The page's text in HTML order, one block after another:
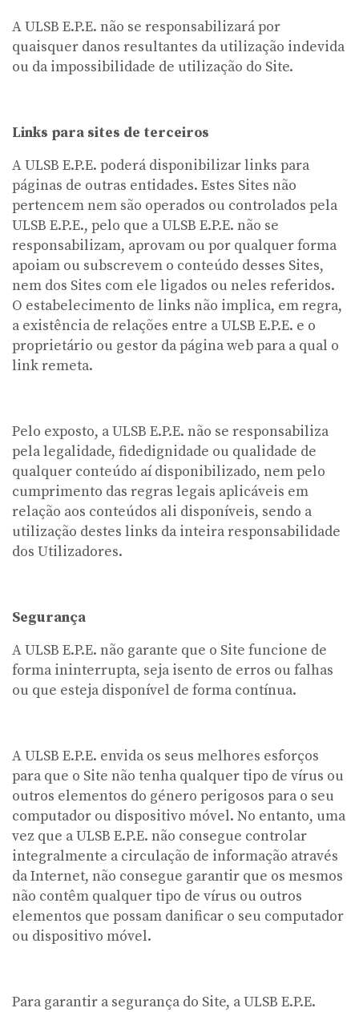
A ULSB E.P.E. não se responsabilizará por
quaisquer danos resultantes da utilização indevida
ou da impossibilidade de utilização do Site.
Links para sites de terceiros
A ULSB E.P.E. poderá disponibilizar links para
páginas de outras entidades. Estes Sites não
pertencem nem são operados ou controlados pela
ULSB E.P.E., pelo que a ULSB E.P.E. não se
responsabilizam, aprovam ou por qualquer forma
apoiam ou subscrevem o conteúdo desses Sites,
nem dos Sites com ele ligados ou neles referidos.
O estabelecimento de links não implica, em regra,
a existência de relações entre a ULSB E.P.E. e o
proprietário ou gestor da página web para a qual o
link remeta.
Pelo exposto, a ULSB E.P.E. não se responsabiliza
pela legalidade, fidedignidade ou qualidade de
qualquer conteúdo aí disponibilizado, nem pelo
cumprimento das regras legais aplicáveis em
relação aos conteúdos ali disponíveis, sendo a
utilização destes links da inteira responsabilidade
dos Utilizadores.
Segurança
A ULSB E.P.E. não garante que o Site funcione de
forma ininterrupta, seja isento de erros ou falhas
ou que esteja disponível de forma contínua.
A ULSB E.P.E. envida os seus melhores esforços
para que o Site não tenha qualquer tipo de vírus ou
outros elementos do género perigosos para o seu
computador ou dispositivo móvel. No entanto, uma
vez que a ULSB E.P.E. não consegue controlar
integralmente a circulação de informação através
da Internet, não consegue garantir que os mesmos
não contêm qualquer tipo de vírus ou outros
elementos que possam danificar o seu computador
ou dispositivo móvel.
Para garantir a segurança do Site, a ULSB E.P.E.